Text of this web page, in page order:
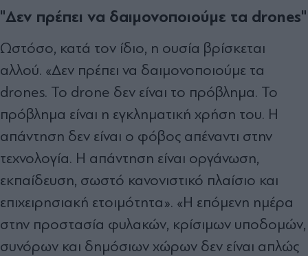
"Δεν πρέπει να δαιμονοποιούμε τα drones"
Ωστόσο, κατά τον ίδιο, η ουσία βρίσκεται
αλλού. «Δεν πρέπει να δαιμονοποιούμε τα
drones. Το drone δεν είναι το πρόβλημα. Το
πρόβλημα είναι η εγκληματική χρήση του. Η
απάντηση δεν είναι ο φόβος απέναντι στην
τεχνολογία. Η απάντηση είναι οργάνωση,
εκπαίδευση, σωστό κανονιστικό πλαίσιο και
επιχειρησιακή ετοιμότητα». «Η επόμενη ημέρα
στην προστασία φυλακών, κρίσιμων υποδομών,
συνόρων και δημόσιων χώρων δεν είναι απλώς